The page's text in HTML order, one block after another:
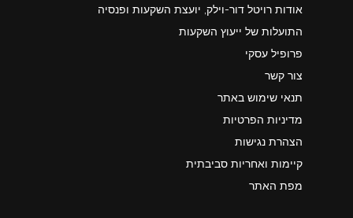
אודות רויטל דור-וילק, יועצת השקעות ופנסיה
התועלות של ייעוץ השקעות
פרופיל עסקי
צור קשר
תנאי שימוש באתר
מדיניות הפרטיות
הצהרת נגישות
קיימות ואחריות סביבתית
מפת האתר